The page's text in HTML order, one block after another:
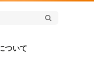
ついて